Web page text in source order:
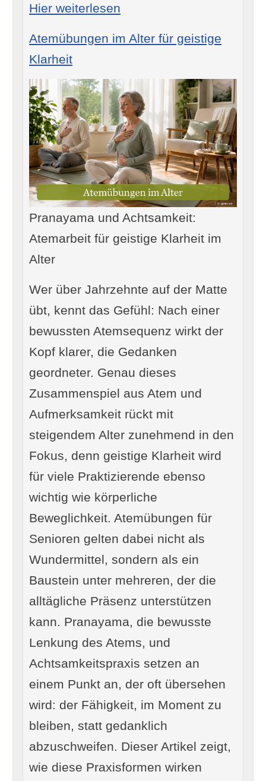
Hier weiterlesen
Atemübungen im Alter für geistige
Klarheit
Pranayama und Achtsamkeit:
Atemarbeit für geistige Klarheit im
Alter
Wer über Jahrzehnte auf der Matte
übt, kennt das Gefühl: Nach einer
bewussten Atemsequenz wirkt der
Kopf klarer, die Gedanken
geordneter. Genau dieses
Zusammenspiel aus Atem und
Aufmerksamkeit rückt mit
steigendem Alter zunehmend in den
Fokus, denn geistige Klarheit wird
für viele Praktizierende ebenso
wichtig wie körperliche
Beweglichkeit. Atemübungen für
Senioren gelten dabei nicht als
Wundermittel, sondern als ein
Baustein unter mehreren, der die
alltägliche Präsenz unterstützen
kann. Pranayama, die bewusste
Lenkung des Atems, und
Achtsamkeitspraxis setzen an
einem Punkt an, der oft übersehen
wird: der Fähigkeit, im Moment zu
bleiben, statt gedanklich
abzuschweifen. Dieser Artikel zeigt,
wie diese Praxisformen wirken